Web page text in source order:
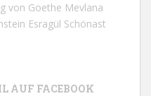
von Goethe Mevlana
Esragül Schönast
AUF FACEBOOK